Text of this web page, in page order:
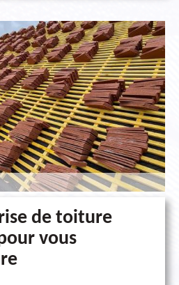
de toiture
vous